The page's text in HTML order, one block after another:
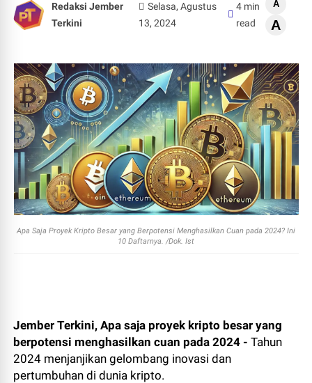
Redaksi Jember
Terkini
Selasa, Agustus
13, 2024
4 min
read
A
A
Apa Saja Proyek Kripto Besar yang Berpotensi Menghasilkan Cuan pada 2024? Ini
10 Daftarnya. /Dok. Ist
Jember Terkini,Apa saja proyek kripto besar yang
berpotensi menghasilkan cuan pada 2024 - Tahun
2024 menjanjikan gelombang inovasi dan
pertumbuhan di dunia kripto.